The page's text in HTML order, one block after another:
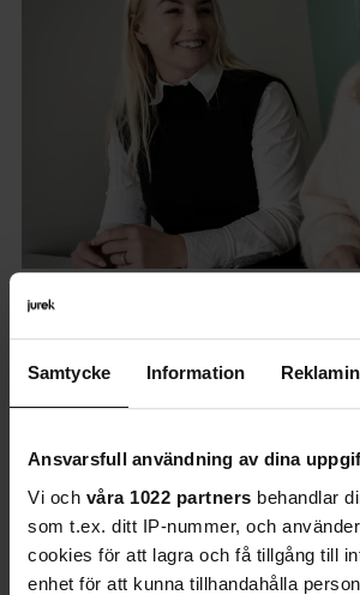
Samtycke Information
Ansvarsfull användning av dina
Vi och våra 1022 partners behandlar
som t.ex. ditt IP-nummer, och
cookies för att lagra och få tillgång till
enhet för att kunna tillhandahålla
Jurek Law
Kristin Nordström,
och Head of Ethics &
Compliance på SSAB,
representerar den typ
som industrin